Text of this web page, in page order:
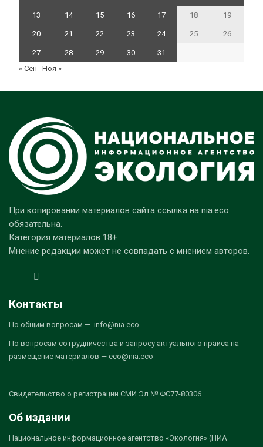
13 14 15 16 17 18 19
20 21 22 23 24 25 26
27 28 29 30
31
« Сен
Ноя »
При копировании материалов сайта ссылка на nia.eco
обязательна.
Категория материалов 18+
Мнение редакции может не совпадать с мнением авторов.
Контакты
По общим вопросам — info@nia.eco
По вопросам сотрудничества и запросу актуального прайса на
размещение материалов — eco@nia.eco
Свидетельство о регистрации СМИ Эл № ФС77-80306
Об издании
Национальное информационное агентство «Экология» (НИА